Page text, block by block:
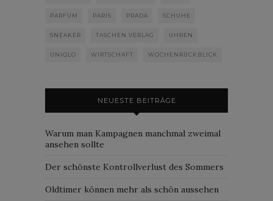
PARFUM PARIS PRADA SCHUHE
SNEAKER TASCHEN VERLAG UHREN
UNIQLO WIRTSCHAFT WOCHENRÜCKBLICK
NEUESTE BEITRÄGE
Warum man Kampagnen manchmal zweimal
ansehen sollte
Der schönste Kontrollverlust des Sommers
Oldtimer können mehr als schön aussehen